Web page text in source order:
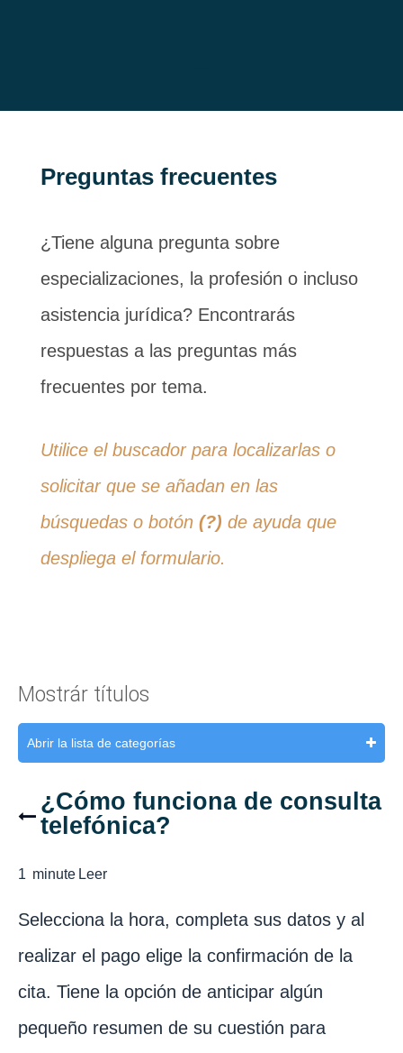
Preguntas frecuentes
¿Tiene alguna pregunta sobre
especializaciones, la profesión o incluso
asistencia jurídica? Encontrarás
respuestas a las preguntas más
frecuentes por tema.
Utilice el buscador para localizarlas o
solicitar que se añadan en las
búsquedas o botón (?) de ayuda que
despliega el formulario.
Mostrár títulos
Abrir la lista de categorías
¿Cómo funciona de consulta
telefónica?
1 minute Leer
Selecciona la hora, completa sus datos y al
realizar el pago elige la confirmación de la
cita. Tiene la opción de anticipar algún
pequeño resumen de su cuestión para